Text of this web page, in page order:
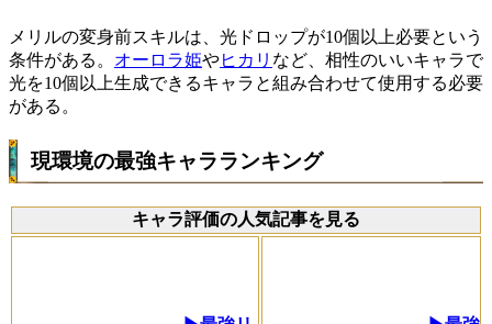
メリルの変身前スキルは、光ドロップが10個以上必要という
条件がある。 オーロラ姫やヒカリ など、相性のいいキャラで
光を10個以上生成できるキャラと組み合わせて使用する必要
がある。
現環境の最強キャラランキング
キャラ評価の人気記事を見る